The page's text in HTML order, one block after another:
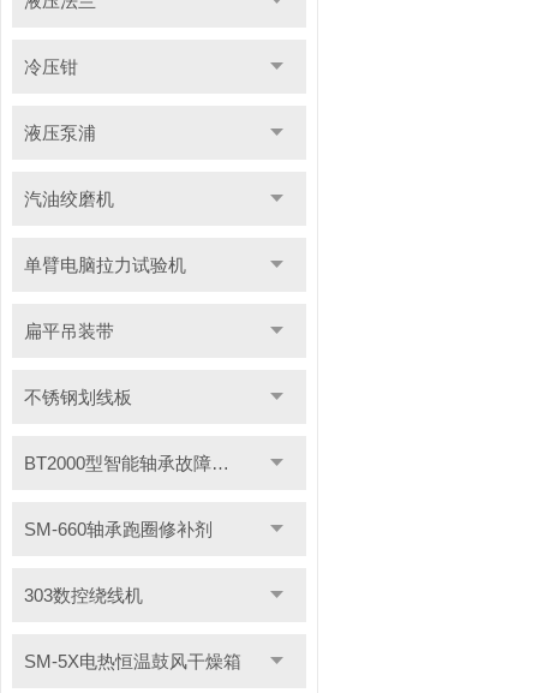
冷压钳
液压泵浦
汽油绞磨机
单臂电脑拉力试验机
扁平吊装带
不锈钢划线板
BT2000型智能轴承故障测试仪
SM-660轴承跑圈修补剂
303数控绕线机
SM-5X电热恒温鼓风干燥箱